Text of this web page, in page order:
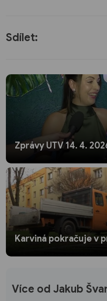
Sdílet:
Zprávy UTV 14. 4.
Karviná pokračuje v
Více od Jakub